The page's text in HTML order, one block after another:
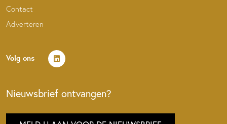
Contact
Adverteren
Volg ons
Nieuwsbrief ontvangen?